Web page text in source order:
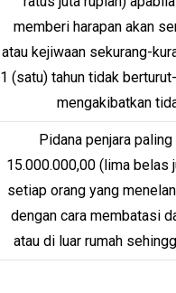
memberi harapan akan
atau kejiwaan sekurang-
1 (satu) tahun tidak
mengakibatkan
Pidana penjara
15.000.000,00 (lima
setiap orang yang
dengan cara membatasi
atau di luar rumah